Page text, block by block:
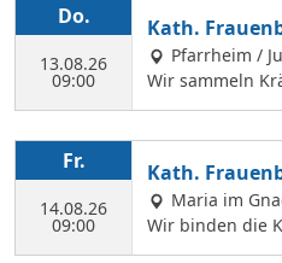
Do.
13.08.26
09:00
Kath.
Pfarrheim /
Wir sammeln
n, die wir am
Margit Ettig am
Fr.
14.08.26
09:00
Kath.
inden
Maria im
Wir binden die
m Kahlhof. Wir